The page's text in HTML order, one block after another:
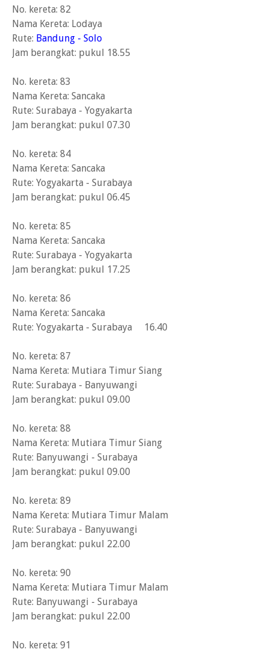
No. kereta: 82
Nama Kereta: Lodaya
Rute: Bandung - Solo
Jam berangkat: pukul 18.55
No. kereta: 83
Nama Kereta: Sancaka
Rute: Surabaya - Yogyakarta
Jam berangkat: pukul 07.30
No. kereta: 84
Nama Kereta: Sancaka
Rute: Yogyakarta - Surabaya
Jam berangkat: pukul 06.45
No. kereta: 85
Nama Kereta: Sancaka
Rute: Surabaya - Yogyakarta
Jam berangkat: pukul 17.25
No. kereta: 86
Nama Kereta: Sancaka
Rute: Yogyakarta - Surabaya 16.40
No. kereta: 87
Nama Kereta: Mutiara Timur Siang
Rute: Surabaya - Banyuwangi
Jam berangkat: pukul 09.00
No. kereta: 88
Nama Kereta: Mutiara Timur Siang
Rute: Banyuwangi - Surabaya
Jam berangkat: pukul 09.00
No. kereta: 89
Nama Kereta: Mutiara Timur Malam
Rute: Surabaya - Banyuwangi
Jam berangkat: pukul 22.00
No. kereta: 90
Nama Kereta: Mutiara Timur Malam
Rute: Banyuwangi - Surabaya
Jam berangkat: pukul 22.00
No. kereta: 91